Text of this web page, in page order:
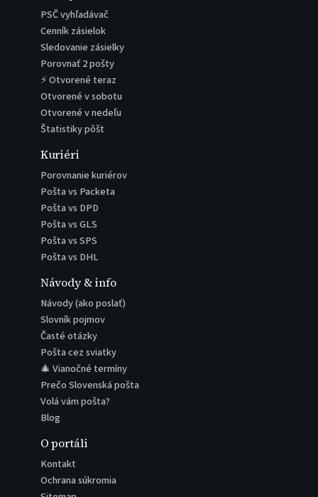
PSČ vyhľadávač
Cenník zásielok
Sledovanie zásielky
Porovnať 2 pošty
⚡ Otvorené teraz
Otvorené v sobotu
Otvorené v nedeľu
Štatistiky pôšt
Kuriéri
Porovnanie kuriérov
Pošta vs Packeta
Pošta vs DPD
Pošta vs GLS
Pošta vs SPS
Pošta vs DHL
Návody & info
Návody (ako poslať)
Slovník pojmov
Časté otázky
Pošta cez sviatky
🎄 Vianočné termíny
Prečo Slovenská pošta
Volá vám pošta?
Blog
O portáli
Kontakt
Ochrana súkromia